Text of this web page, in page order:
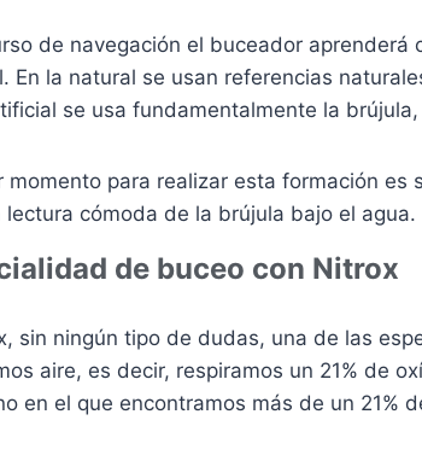
de navegación el buceador
En la natural se usan referencias
se usa fundamentalmente la
momento para realizar esta formación
lectura cómoda de la brújula bajo el agua.
de buceo con Nitrox
sin ningún tipo de dudas, una de las
aire, es decir, respiramos un 21% de
en el que encontramos más de un 21%